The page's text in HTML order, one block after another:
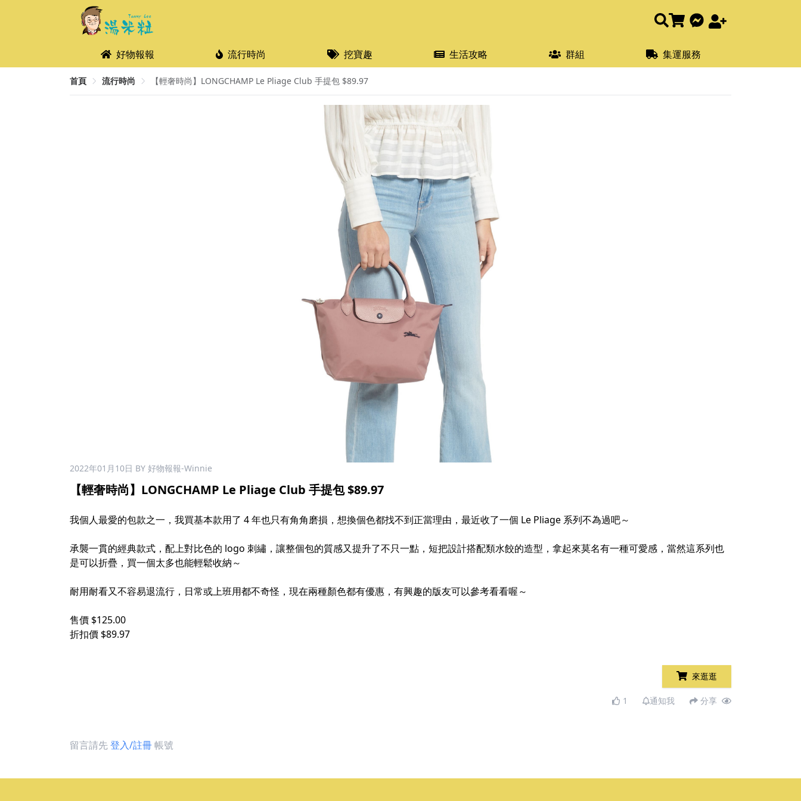
好物報報 流行時尚 挖寶趣 生活攻略 群組 集運服務
首頁 流行時尚 【輕奢時尚】LONGCHAMP Le Pliage Club 手提包 $89.97
2022年01月10日 BY 好物報報-Winnie
【輕奢時尚】LONGCHAMP Le Pliage Club 手提包 $89.97
我個人最愛的包款之一，我買基本款用了 4 年也只有角角磨損，想換個色都找不到正當理由，最近收了一個 Le Pliage 系列不為過吧～
承襲一貫的經典款式，配上對比色的 logo 刺繡，讓整個包的質感又提升了不只一點，短把設計搭配類水餃的造型，拿起來莫名有一種可愛感，當然這系列也
是可以折疊，買一個太多也能輕鬆收納～
耐用耐看又不容易退流行，日常或上班用都不奇怪，現在兩種顏色都有優惠，有興趣的版友可以參考看看喔～
售價 $125.00
折扣價 $89.97
來逛逛
1 通知我 分享
留言請先登入/註冊帳號